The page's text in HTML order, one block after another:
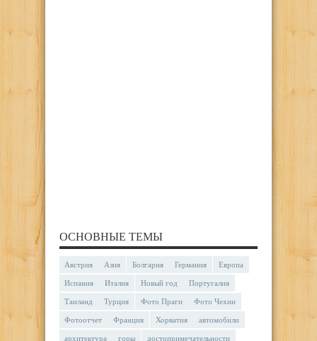
ОСНОВНЫЕ ТЕМЫ
Австрия Азия Болгария Германия Европа
Испания Италия Новый год Португалия
Таиланд Турция Фото Праги Фото Чехии
Фотоотчет Франция Хорватия автомобили
архитектура горы достопримечательности